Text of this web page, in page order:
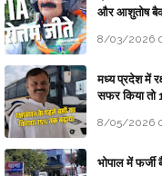
और आशुतोष
8/03/2026
मध्य प्रदेश में
सफर किया तो
8/05/2026
भोपाल में फर्जी